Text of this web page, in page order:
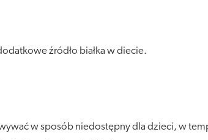
źródło białka w diecie.
w sposób niedostępny dla dzieci, w